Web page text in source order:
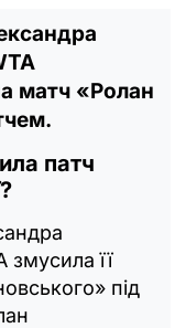
матч «Ролан
патч
змусила її
під